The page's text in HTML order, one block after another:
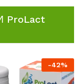
ProLact
-42%